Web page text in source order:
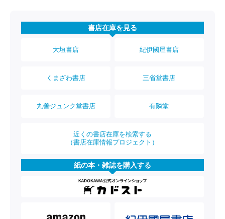
書店在庫を見る
大垣書店 紀伊國屋書店
くまざわ書店 三省堂書店
丸善ジュンク堂書店 有隣堂
近くの書店在庫を検索する
（書店在庫情報プロジェクト）
紙の本・雑誌を購入する